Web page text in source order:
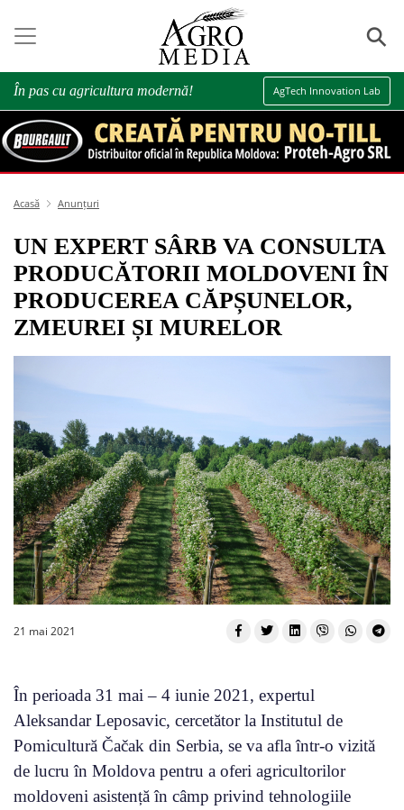
⚲
În pas cu agricultura modernă! AgTech Innovation Lab
Acasă Anunțuri
UN EXPERT SÂRB VA CONSULTA
PRODUCĂTORII MOLDOVENI ÎN
PRODUCEREA CĂPȘUNELOR,
ZMEUREI ȘI MURELOR
21 mai 2021
În perioada 31 mai – 4 iunie 2021, expertul
Aleksandar Leposavic, cercetător la Institutul de
Pomicultură Čačak din Serbia, se va afla într-o vizită
de lucru în Moldova pentru a oferi agricultorilor
moldoveni asistență în câmp privind tehnologiile